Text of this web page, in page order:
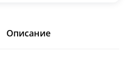
Описание